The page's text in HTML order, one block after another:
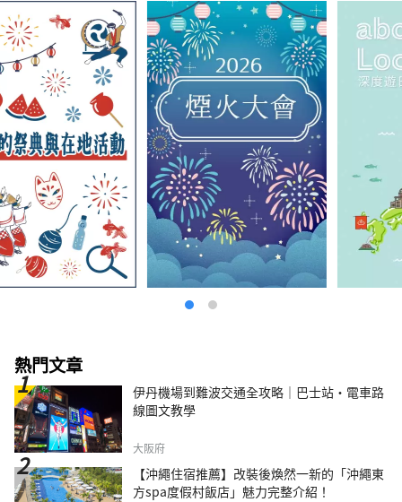
熱門文章
伊丹機場到難波交通全攻略｜巴士站・電車路
線圖文教學
大阪府
【沖繩住宿推薦】改裝後煥然一新的「沖繩東
方spa度假村飯店」魅力完整介紹！